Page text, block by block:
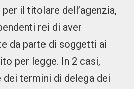
il titolare dell’agenzia,
rei di aver
da parte di soggetti ai
per legge. In 2 casi,
dei termini di delega dei